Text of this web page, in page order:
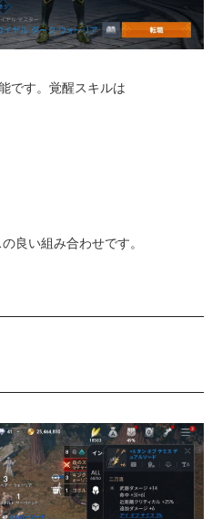
です。覚醒スキルは
良い組み合わせです。